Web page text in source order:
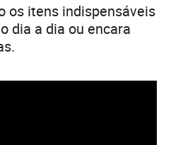
os itens indispensáveis
dia a dia ou encara